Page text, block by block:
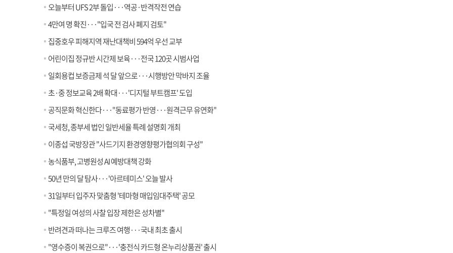
오늘부터 UFS 2부 돌입···역공·반격작전 연습
4만여 명 확진···"입국 전 검사 폐지 검토"
집중호우 피해지역 재난대책비 594억 우선 교부
어린이집 정규반 시간제 보육···전국 120곳 시범사업
일회용컵 보증금제 석 달 앞으로···시행방안 막바지 조율
초·중 정보교육 2배 확대···'디지털 부트캠프' 도입
공직문화 혁신한다···"동료평가 반영···원격근무 유연화"
국세청, 종부세 법인 일반세율 특례 설명회 개최
이종섭 국방장관 "사드기지 환경영향평가협의회 구성"
농식품부, 고병원성 AI 예방대책 강화
50년 만의 달 탐사···'아르테미스' 오늘 발사
31일부터 입주자 맞춤형 '테마형 매입임대주택' 공모
"특정일 여성의 사찰 입장 제한은 성차별"
반려견과 떠나는 크루즈 여행···국내 최초 출시
"영수증이 복권으로"···'충전식 카드형 온누리상품권' 출시